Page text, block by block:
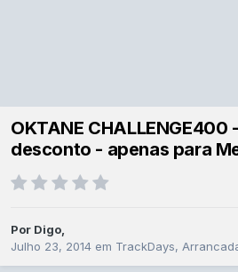
OKTANE
desconto - apenas para
Por Digo,
Julho 23, 2014 em TrackDays,